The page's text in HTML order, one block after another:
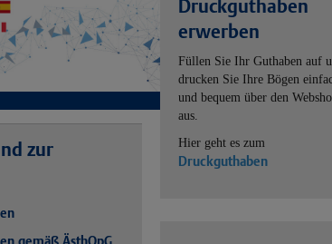
zur
gemäß ÄsthOpG
Druckguthaben
erwerben
Füllen Sie Ihr Guthaben auf
drucken Sie Ihre Bögen
und bequem über den
aus.
Hier geht es zum
Druckguthaben